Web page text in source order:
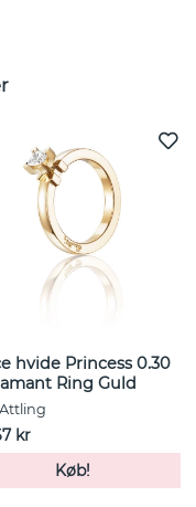
hvide Princess 0.30
Ring Guld
kr
Køb!